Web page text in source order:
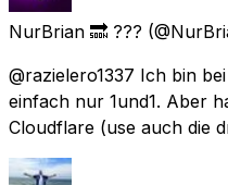
NurBrian 🔜 ???
@razielero1337 Ich bin
einfach nur 1und1. Aber
Cloudflare (use auch die